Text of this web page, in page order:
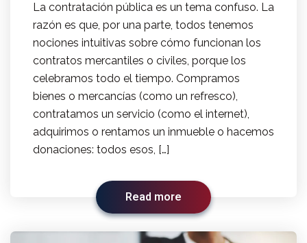
La contratación pública es un tema confuso. La
razón es que, por una parte, todos tenemos
nociones intuitivas sobre cómo funcionan los
contratos mercantiles o civiles, porque los
celebramos todo el tiempo. Compramos
bienes o mercancías (como un refresco),
contratamos un servicio (como el internet),
adquirimos o rentamos un inmueble o hacemos
donaciones: todos esos, […]
Read more